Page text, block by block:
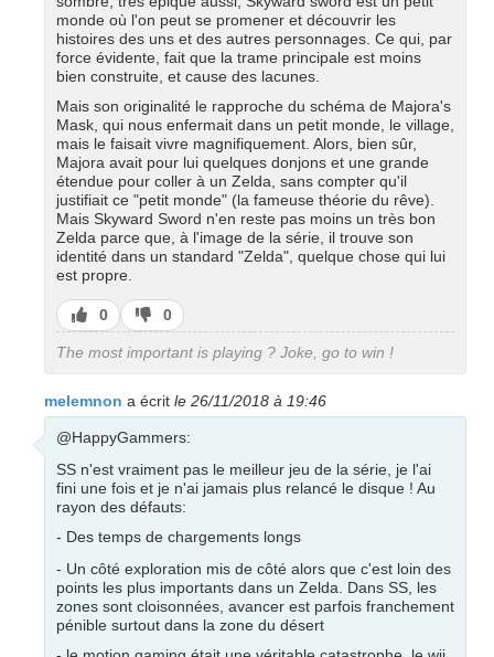
monde où l'on peut se promener et découvrir les
histoires des uns et des autres personnages. Ce qui, par
force évidente, fait que la trame principale est moins
bien construite, et cause des lacunes.
Mais son originalité le rapproche du schéma de Majora's
Mask, qui nous enfermait dans un petit monde, le village,
mais le faisait vivre magnifiquement. Alors, bien sûr,
Majora avait pour lui quelques donjons et une grande
étendue pour coller à un Zelda, sans compter qu'il
justifiait ce "petit monde" (la fameuse théorie du rêve).
Mais Skyward Sword n'en reste pas moins un très bon
Zelda parce que, à l'image de la série, il trouve son
identité dans un standard "Zelda", quelque chose qui lui
est propre.
J’aime
0
J’aime
pas
0
The most important is playing ? Joke, go to win !
melemnon a écrit le 26/11/2018 à 19:46
@HappyGammers:
SS n'est vraiment pas le meilleur jeu de la série, je l'ai
fini une fois et je n'ai jamais plus relancé le disque ! Au
rayon des défauts:
- Des temps de chargements longs
- Un côté exploration mis de côté alors que c'est loin des
points les plus importants dans un Zelda. Dans SS, les
zones sont cloisonnées, avancer est parfois franchement
pénible surtout dans la zone du désert